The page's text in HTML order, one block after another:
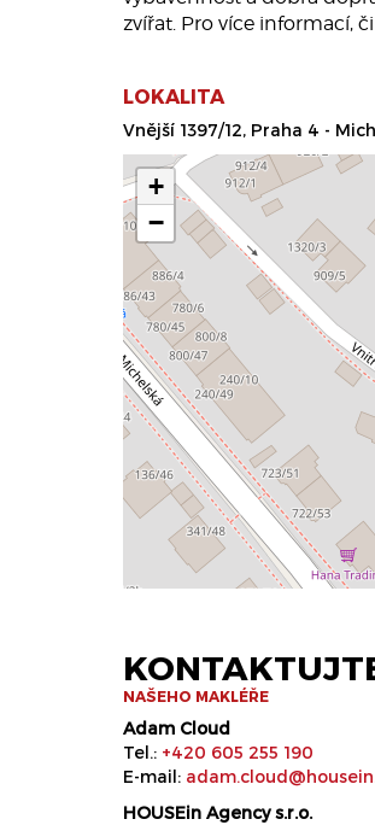
zvířat. Pro více informací,
LOKALITA
Vnější 1397/12, Praha 4 -
+
−
NAŠEHO MAKLÉŘE
Adam Cloud
Tel.: +420 605 255 190
E-mail:
HOUSEin Agency s.r.o.